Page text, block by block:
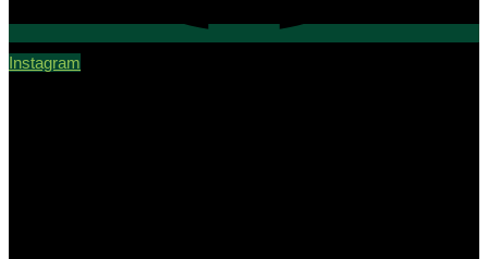
Instagram